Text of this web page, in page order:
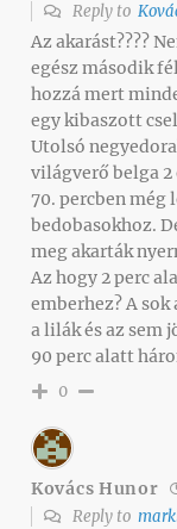
Reply to
Az akarást????
egész második
hozzá mert
egy kibaszott
Utolsó
világverő belga
70. percben még
bedobasokhoz.
meg akarták
Az hogy 2 perc
emberhez? A
a lilák és az sem
90 perc alatt
0
Kovács Hunor
Reply to